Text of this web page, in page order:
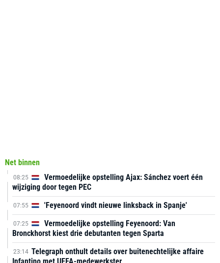
Net binnen
08:25
Vermoedelijke opstelling Ajax: Sánchez voert één
wijziging door tegen PEC
07:55 'Feyenoord vindt nieuwe linksback in Spanje'
07:25
Vermoedelijke opstelling Feyenoord: Van
Bronckhorst kiest drie debutanten tegen Sparta
23:14 Telegraph onthult details over buitenechtelijke affaire